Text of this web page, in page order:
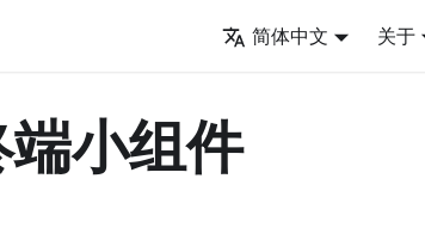
简体中文 关于
小组件